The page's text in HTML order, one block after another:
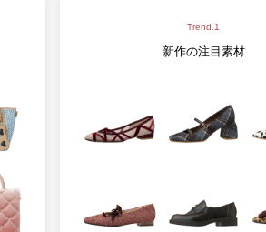
Trend.1
新作の注目素材